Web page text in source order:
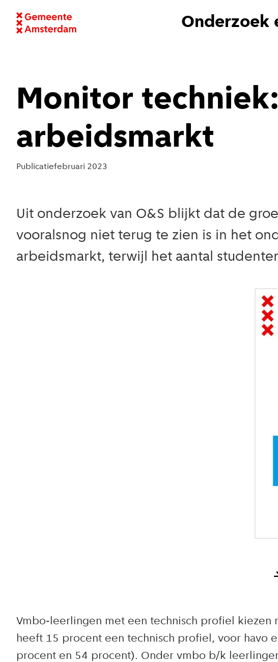
Onderzoek
Monitor
arbeidsmarkt
Publicatiefebruari 2023
Uit onderzoek van O&S blijkt dat de
vooralsnog niet terug te zien is in het
arbeidsmarkt, terwijl het aantal
Vmbo-leerlingen met een technisch profiel
heeft 15 procent een technisch profiel, voor havo
procent en 54 procent). Onder vmbo b/k